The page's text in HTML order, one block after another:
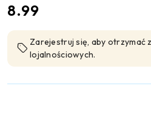
cena:
8.99
Zarejestruj się, aby otrzymać
lojalnościowych.